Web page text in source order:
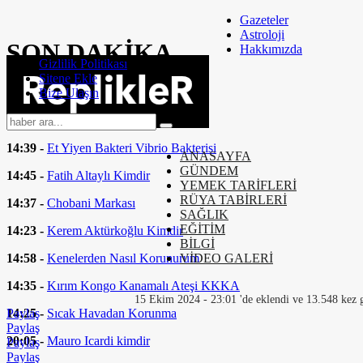
SON DAKİKA
14:58 -Bel Ağrısı Nasıl Geçer
14:44 -Moto Kurye Nasıl Olunur
14:39 - Et Yiyen Bakteri Vibrio Bakterisi
14:45 - Fatih Altaylı Kimdir
14:37 - Chobani Markası
14:23 - Kerem Aktürkoğlu Kimdir
14:58 - Kenelerden Nasıl Korunurum
14:35 - Kırım Kongo Kanamalı Ateşi KKKA
14:25 - Sıcak Havadan Korunma
20:05 - Mauro Icardi kimdir
Gazeteler
Astroloji
Hakkımızda
Gizlilik Politikası
Sitene Ekle
Bize Ulaşın
ANASAYFA
GÜNDEM
YEMEK TARİFLERİ
RÜYA TABİRLERİ
SAĞLIK
EĞİTİM
BİLGİ
VİDEO GALERİ
15 Ekim 2024 - 23:01 'de eklendi ve 13.548 kez
Paylaş
Paylaş
Paylaş
Paylaş